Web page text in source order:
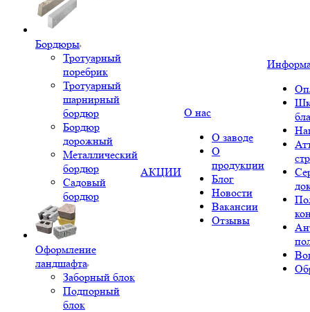
Бордюры
Тротуарный
поребрик
Тротуарный
шарнирный
бордюр
Бордюр
дорожный
Металлический
бордюр
Садовый
бордюр
Оформление
ландшафта
Заборный блок
Подпорный
блок
АКЦИИ
О нас
О заводе
О
продукции
Блог
Новости
Вакансии
Отзывы